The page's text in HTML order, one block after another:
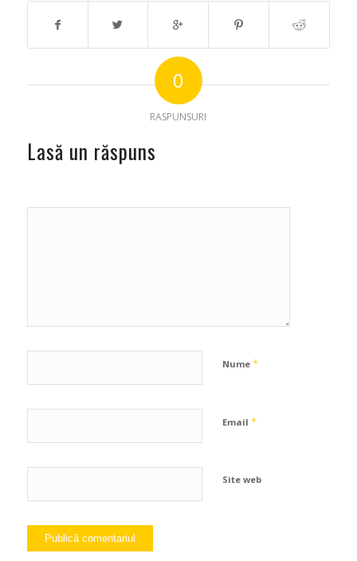
0
RASPUNSURI
Lasă un răspuns
Nume *
Email *
Site web